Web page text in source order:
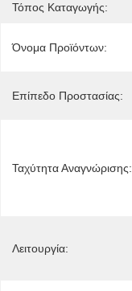
Τόπος Καταγωγής:
Όνομα Προϊόντων:
Επίπεδο Προστασίας:
Ταχύτητα Αναγνώρισης:
Λειτουργία: